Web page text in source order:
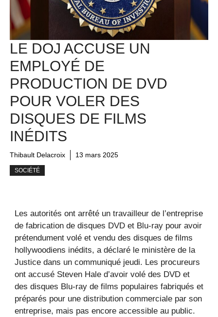
LE DOJ ACCUSE UN
EMPLOYÉ DE
PRODUCTION DE DVD
POUR VOLER DES
DISQUES DE FILMS
INÉDITS
Thibault Delacroix 13 mars 2025
SOCIÉTÉ
Les autorités ont arrêté un travailleur de l’entreprise
de fabrication de disques DVD et Blu-ray pour avoir
prétendument volé et vendu des disques de films
hollywoodiens inédits, a déclaré le ministère de la
Justice dans un communiqué jeudi. Les procureurs
ont accusé Steven Hale d’avoir volé des DVD et
des disques Blu-ray de films populaires fabriqués et
préparés pour une distribution commerciale par son
entreprise, mais pas encore accessible au public.